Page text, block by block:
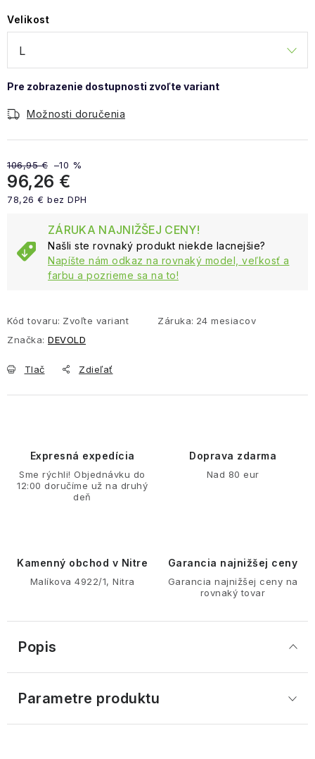
Velikost
Možnosti doručenia
106,95 € –10 %
96,26 €
78,26 € bez DPH
ZÁRUKA NAJNIŽŠEJ CENY!
Našli ste rovnaký produkt niekde lacnejšie?
Napíšte nám odkaz na rovnaký model, veľkosť a
farbu a pozrieme sa na to!
Kód tovaru: Zvoľte variant Záruka: 24 mesiacov
Značka: DEVOLD
Tlač Zdieľať
Expresná expedícia
Sme rýchli! Objednávku do
12:00 doručíme už na druhý
deň
Doprava zdarma
Nad 80 eur
Kamenný obchod v Nitre
Malíkova 4922/1, Nitra
Garancia najnižšej ceny
Garancia najnižšej ceny na
rovnaký tovar
Popis
Parametre produktu